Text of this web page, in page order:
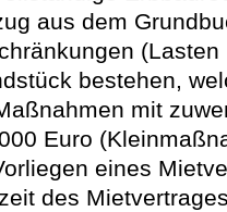
aus dem
bestehen,
mit
Euro
eines
des